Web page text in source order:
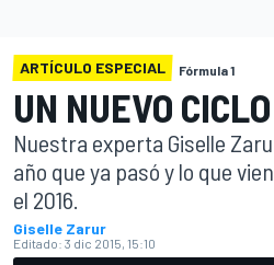
ARTÍCULO ESPECIAL Fórmula 1
UN NUEVO
Nuestra experta Giselle
año que ya pasó y lo que
el 2016.
Giselle Zarur
Editado: 3 dic 2015, 15:10